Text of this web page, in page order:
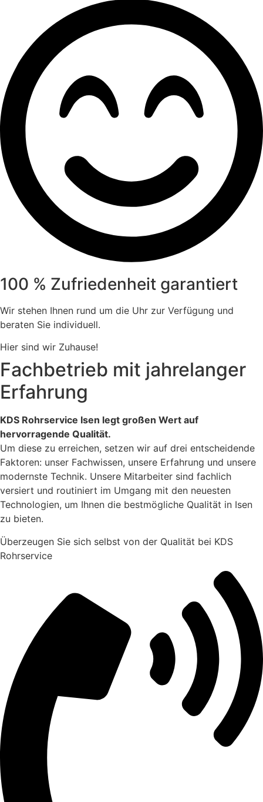
100 % Zufriedenheit garantiert
Wir stehen Ihnen rund um die Uhr zur Verfügung und
beraten Sie individuell.
Hier sind wir Zuhause!
Fachbetrieb mit jahrelanger
Erfahrung
KDS Rohrservice Isen legt großen Wert auf
hervorragende Qualität.
Um diese zu erreichen, setzen wir auf drei entscheidende
Faktoren: unser Fachwissen, unsere Erfahrung und unsere
modernste Technik. Unsere Mitarbeiter sind fachlich
versiert und routiniert im Umgang mit den neuesten
Technologien, um Ihnen die bestmögliche Qualität in Isen
zu bieten.
Überzeugen Sie sich selbst von der Qualität bei KDS
Rohrservice